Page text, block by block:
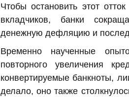
Чтобы остановить этот
вкладчиков, банки
денежную дефляцию и
Временно наученные
повторного увеличения
конвертируемые банкноты,
делало, оно также